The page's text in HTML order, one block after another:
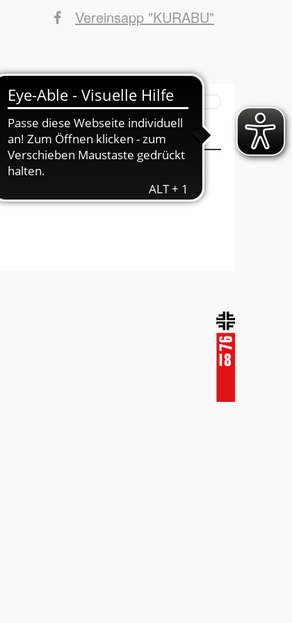
Vereinsapp "KURABU"
INFOs ins Haus Mitglied werden
Suchbegriffe